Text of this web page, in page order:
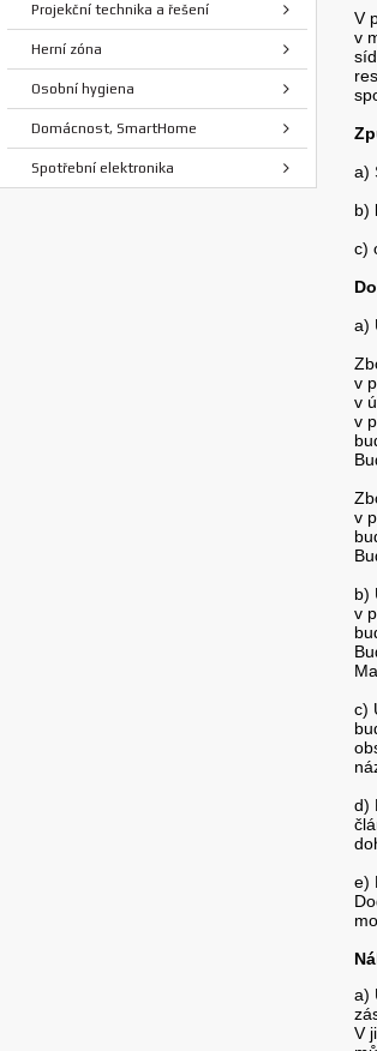
V
v
a)
b)
c)
a)
v
v
v
v
b)
v
c)
d)
e)
a)
V
Projekční technika a řešení
Herní zóna
Osobní hygiena
Domácnost, SmartHome
Spotřební elektronika